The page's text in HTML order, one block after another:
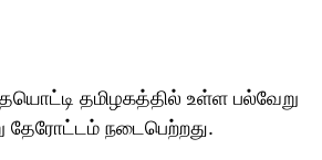
தமிழகத்தில் உள்ள பல்வேறு
தேரோட்டம் நடைபெற்றது.